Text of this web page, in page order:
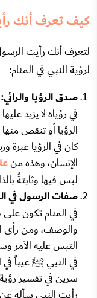
كيف تعرف أنك
لرؤية النبي في المنام:
صدق الرؤيا والرائي:
في رؤياه لا يزيد
الرؤيا أو تنقص
كان في الرؤيا عبرة
الإنسان، وهذه من
لبس فيها وثابتةً
صفات الرسول في
في المنام تكون على
والوصف، ومن رأى
التبس عليه الأمر
في النبي ﷺ عيباً
سرين في تفسير